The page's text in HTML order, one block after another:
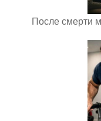
После смерти